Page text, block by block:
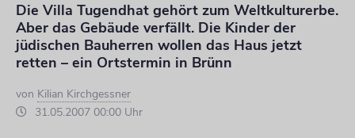
Die Villa Tugendhat gehört zum Weltkulturerbe.
Aber das Gebäude verfällt. Die Kinder der
jüdischen Bauherren wollen das Haus jetzt
retten – ein Ortstermin in Brünn
von Kilian Kirchgessner
31.05.2007 00:00 Uhr